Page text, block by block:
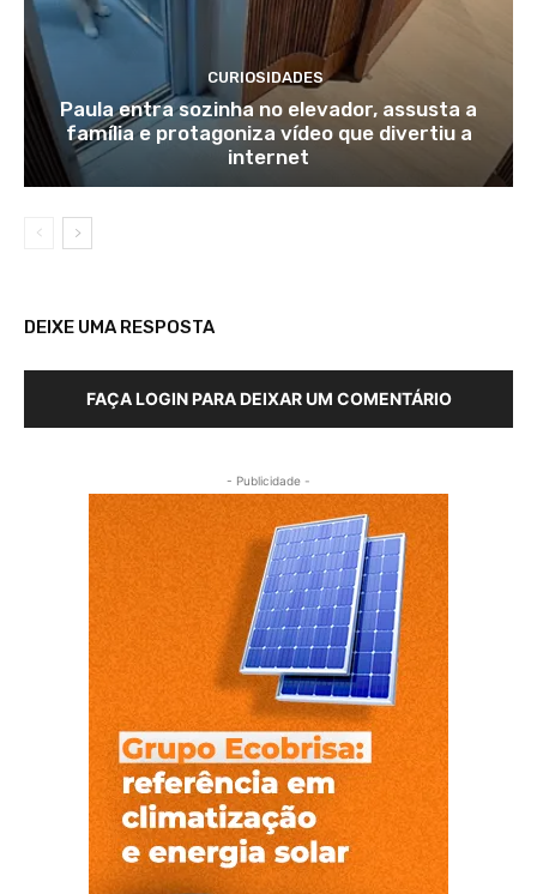
CURIOSIDADES
Paula entra sozinha no elevador, assusta a
família e protagoniza vídeo que divertiu a
internet
DEIXE UMA RESPOSTA
FAÇA LOGIN PARA DEIXAR UM COMENTÁRIO
- Publicidade -